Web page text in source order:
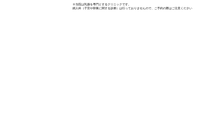
※当院は乳腺を専門とするクリニックです。
婦人科（子宮や卵巣に関する診療）は行っておりませんので、ご予約の際はご注意ください